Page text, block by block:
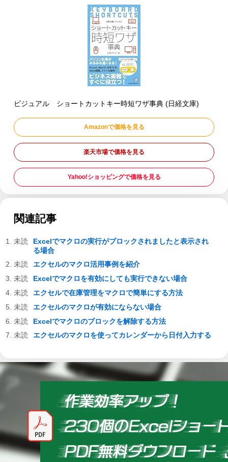
ビジュアル ショートカットキー時短ワザ事典 (日経文庫)
Amazonで価格を見る
楽天市場で価格を見る
Yahoo!ショッピングで価格を見る
関連記事
Excelでマクロの実行がブロックされましたと表示され
る場合
エクセルのマクロ活用事例を紹介
Excelでマクロを有効にしても実行できない場合
エクセルで在庫管理をマクロで簡単にする方法
エクセルのマクロが有効にならない場合
Excelでマクロのブロックを解除する方法
エクセルのマクロを使ってカレンダーから日付入力する